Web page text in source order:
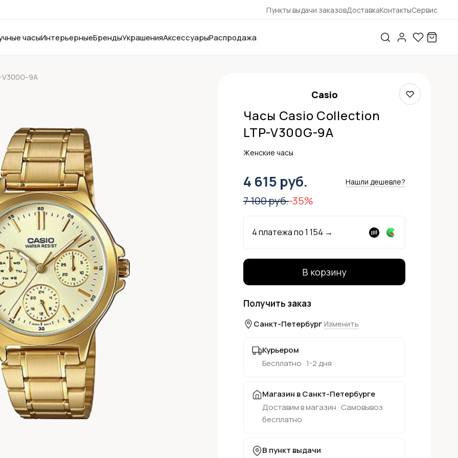
Пункты выдачи заказовДоставкаКонтактыСервис
часыИнтерьерныеБрендыУкрашенияАксессуарыРаспродажа
V300G-9A
Casio
Часы Casio Collection
LTP-V300G-9A
Женские часы
4 615 руб. Нашли дешевле?
7 100 руб.-35%
4 платежа по1 154 →
В корзину
Получить заказ
Санкт-Петербург Изменить
Курьером
Бесплатно · 1-2 дня
Магазин в Санкт-Петербурге
Доставим в магазин · Самовывоз
бесплатно
В пункт выдачи